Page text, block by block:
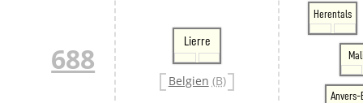
688
Lierre
Belgien (B)
Herentals